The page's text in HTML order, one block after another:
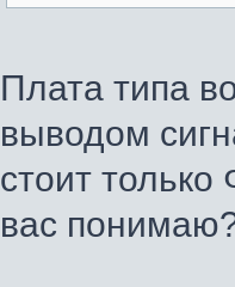
Плата типа
выводом
стоит
вас